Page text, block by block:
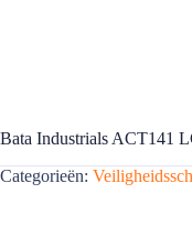
Bata Industrials ACT141
Categorieën: